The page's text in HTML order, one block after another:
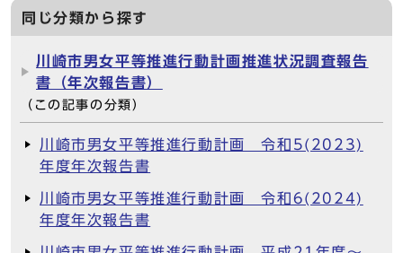
同じ分類から探す
川崎市男女平等推進行動計画推進状況調査報告
書（年次報告書）
（この記事の分類）
川崎市男女平等推進行動計画 令和5(2023)
年度年次報告書
川崎市男女平等推進行動計画 令和6(2024)
年度年次報告書